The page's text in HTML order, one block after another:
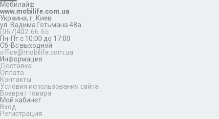
Мобилайф
www.mobilife.com.ua
Украина, г. Киев
ул. Вадима Гетьмана 48а
(067)402-66-65
Пн-Пт с 10:00 до 17:00
Сб-Вс выходной
office@mobilife.com.ua
Информация
Доставка
Оплата
Контакты
Условия использования сайта
Возврат товара
Мой кабинет
Вход
Регистрация